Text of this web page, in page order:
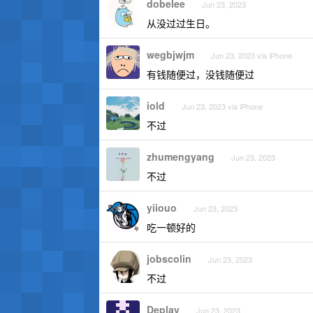
dobelee Jun 23, 2023
从没过过生日。
wegbjwjm Jun 23, 2023 via iPhone
有钱随便过，没钱随便过
iold Jun 23, 2023 via iPhone
不过
zhumengyang Jun 23, 2023
不过
yiiouo Jun 23, 2023
吃一顿好的
jobscolin Jun 23, 2023
不过
Deplay Jun 23, 2023